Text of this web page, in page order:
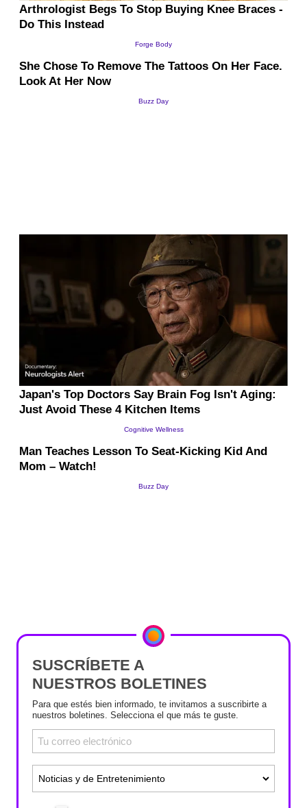
SUSCRÍBETE A
NUESTROS BOLETINES
Para que estés bien informado, te invitamos a suscribirte a
nuestros boletines. Selecciona el que más te guste.